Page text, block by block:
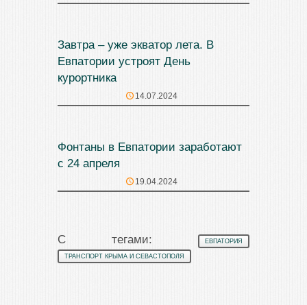
Завтра – уже экватор лета. В
Евпатории устроят День
курортника
14.07.2024
Фонтаны в Евпатории заработают
с 24 апреля
19.04.2024
С тегами: ЕВПАТОРИЯ
ТРАНСПОРТ КРЫМА И СЕВАСТОПОЛЯ